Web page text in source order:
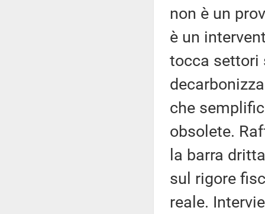
non è un
è un
tocca settori
che
obsolete.
la barra
sul rigore
reale.